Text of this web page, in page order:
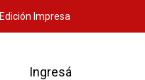
Edición Impresa
Ingresá